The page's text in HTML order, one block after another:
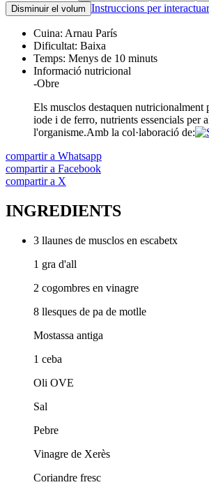
Disminuir el volum Instruccions per
Cuina: Arnau París
Dificultat: Baixa
Temps: Menys de 10 minuts
Informació nutricional
-Obre
Els musclos destaquen nutricionalment
iode i de ferro, nutrients essencials per
l'organisme.Amb la col·laboració de:
compartir a Whatsapp
compartir a Facebook
compartir a X
INGREDIENTS
3 llaunes de musclos en escabetx
1 gra d'all
2 cogombres en vinagre
8 llesques de pa de motlle
Mostassa antiga
1 ceba
Oli OVE
Sal
Pebre
Vinagre de Xerès
Coriandre fresc